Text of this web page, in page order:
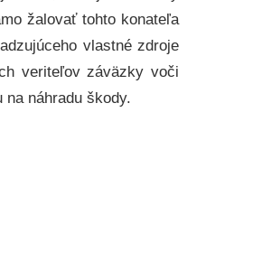
žalovať tohto konateľa
vlastné zdroje
veriteľov záväzky voči
náhradu škody.